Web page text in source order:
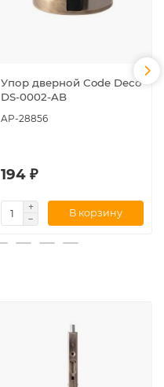
Упор дверной Code Deco
DS-0002-AB
AP-28856
194 ₽
В корзину